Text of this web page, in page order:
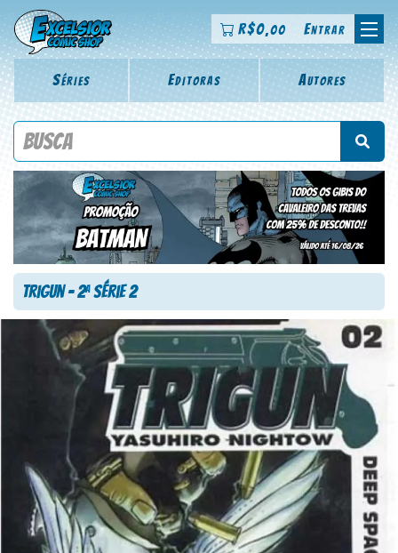
R$0,00 Entrar
Séries Editoras Autores
Procure por título da revista, personagem, série, escritor,
Trigun – 2aSérie 2